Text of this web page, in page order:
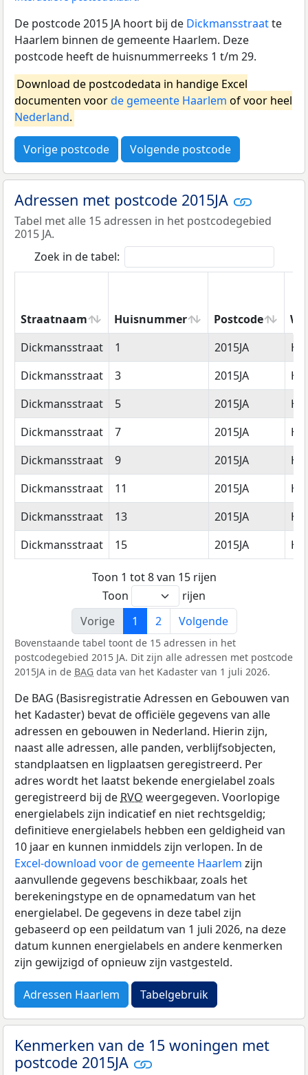
De postcode 2015 JA hoort bij de Dickmansstraatte
Haarlem binnen de gemeente Haarlem. Deze
postcode heeft de huisnummerreeks 1 t/m 29.
Download de postcodedata in handige Excel
documenten voorde gemeente Haarlem of voor heel
Nederland.
Vorige postcode Volgende postcode
Adressen met postcode 2015JA
Tabel met alle 15 adressen in het postcodegebied
2015 JA.
Zoek in de tabel:
Straatnaam Huisnummer Postcode
Straatnaam
Huisnummer Postcode
Dickmansstraat 1 2015JA
Dickmansstraat
3 2015JA
Dickmansstraat
5 2015JA
Dickmansstraat
7 2015JA
Dickmansstraat
9 2015JA
Dickmansstraat
11 2015JA
Dickmansstraat
13 2015JA
Dickmansstraat
15 2015JA
Toon 1 tot 8 van 15 rijen
Toon
rijen
Vorige
1 2 Volgende
Bovenstaande tabel toont de 15 adressen in het
postcodegebied 2015 JA. Dit zijn alle adressen met postcode
2015JA in de BAG data van het Kadaster van 1 juli 2026.
De BAG (Basisregistratie Adressen en Gebouwen van
het Kadaster) bevat de officiële gegevens van alle
adressen en gebouwen in Nederland. Hierin zijn,
naast alle adressen, alle panden, verblijfsobjecten,
standplaatsen en ligplaatsen geregistreerd. Per
adres wordt het laatst bekende energielabel zoals
geregistreerd bij de RVO weergegeven. Voorlopige
energielabels zijn indicatief en niet rechtsgeldig;
definitieve energielabels hebben een geldigheid van
10 jaar en kunnen inmiddels zijn verlopen. In de
Excel-download voor de gemeente Haarlem zijn
aanvullende gegevens beschikbaar, zoals het
berekeningstype en de opnamedatum van het
energielabel. De gegevens in deze tabel zijn
gebaseerd op een peildatum van 1 juli 2026, na deze
datum kunnen energielabels en andere kenmerken
zijn gewijzigd of opnieuw zijn vastgesteld.
Adressen Haarlem Tabelgebruik
Kenmerken van de 15 woningen met
postcode 2015JA